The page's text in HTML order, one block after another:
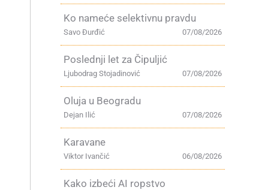
Ko nameće selektivnu pravdu
07/08/2026
Savo Đurđić
Poslednji let za Čipuljić
07/08/2026
Ljubodrag Stojadinović
Oluja u Beogradu
07/08/2026
Dejan Ilić
Karavane
06/08/2026
Viktor Ivančić
Kako izbeći AI ropstvo